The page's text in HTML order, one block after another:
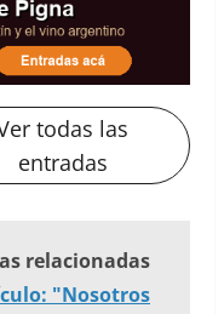
todas las
entradas
relacionadas
"Nosotros